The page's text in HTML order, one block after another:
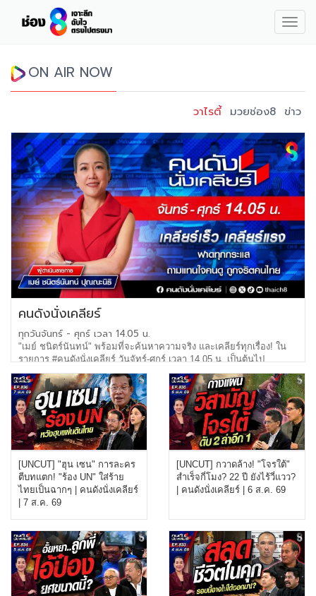
ON AIR NOW
วาไรตี้ มวยช่อง8 ข่าว
คนดังนั่งเคลียร์
ทุกวันจันทร์ - ศุกร์ เวลา 14.05 น.
"เมย์ ชนิตร์นันทน์" พร้อมที่จะค้นหาความจริง และเคลียร์ทุกเรื่อง! ใน
รายการ #คนดังนั่งเคลียร์ วันจัทร์-ศุกร์ เวลา 14.05 น. เป็นต้นไป
[UNCUT] "ฮุน เซน" การละคร
ตีบทแตก! "ร้อง UN" ใส่ร้าย
ไทยเป็นฉากๆ | คนดังนั่งเคลียร์
| 7 ส.ค. 69
[UNCUT] กวาดล้าง! "โจรใต้"
สำเร็จกี่โมง? 22 ปี ยังไร้วี่แวว?
| คนดังนั่งเคลียร์ | 6 ส.ค. 69